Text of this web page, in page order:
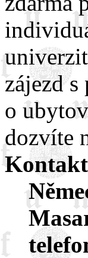
zájezd
o
dozvíte